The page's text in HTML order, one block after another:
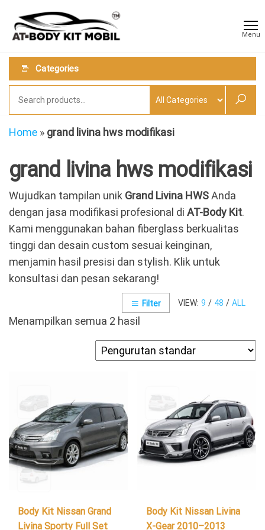
the
content
Kit
Mobil
Menu
Categories
Home » grand livina hws modifikasi
grand livina hws modifikasi
Wujudkan tampilan unik Grand Livina HWSAnda
dengan jasa modifikasi profesional di AT-Body Kit.
Kami menggunakan bahan fiberglass berkualitas
tinggi dan desain custom sesuai keinginan,
menjamin hasil presisi dan stylish. Klik untuk
konsultasi dan pesan sekarang!
VIEW: 9 / 48 / ALL
Filter
Menampilkan semua 2 hasil
Body Kit Nissan Grand
Livina Sporty Full Set
Body Kit Nissan Livina
X-Gear 2010–2013